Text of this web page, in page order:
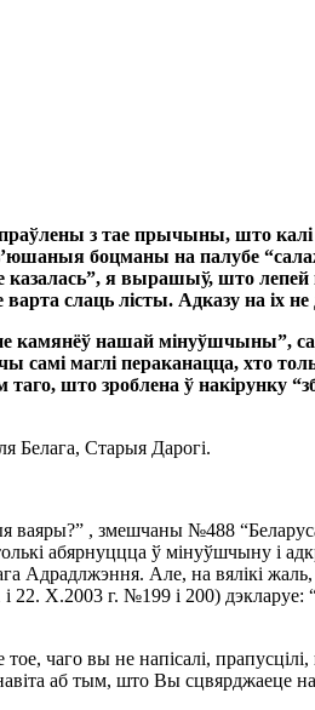
з тае прычыны, што
боцманы на палубе
”, я вырашыў, што лепей
слаць лісты. Адказу на іх
камянёў нашай
маглі пераканацца, хто
што зроблена ў накірунку
Белага, Старыя Дарогі.
, змешчаны №488
абярнуццца ў мінуўшчыну і
Адрадлжэння. Але, на вялікі
22. Х.2003 г. №199 і 200)
чаго вы не напісалі,
аб тым, што Вы